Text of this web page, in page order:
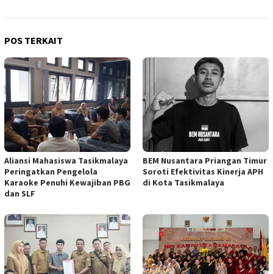
POS TERKAIT
Aliansi Mahasiswa Tasikmalaya
Peringatkan Pengelola
Karaoke Penuhi Kewajiban PBG
dan SLF
BEM Nusantara Priangan Timur
Soroti Efektivitas Kinerja APH
di Kota Tasikmalaya